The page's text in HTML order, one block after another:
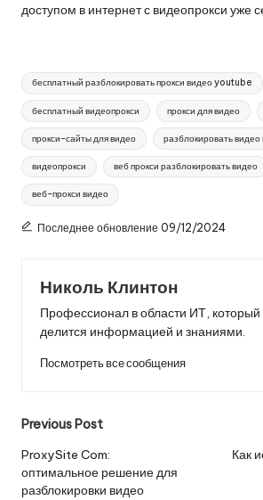
доступом в интернет с видеопрокси уже
Теги:
бесплатный разблокировать прокси видео youtube
бесплатный видеопрокси прокси для видео
прокси-сайты для видео разблокировать видео
видеопрокси веб прокси разблокировать видео
веб-прокси видео
Последнее обновление 09/12/2024
Николь Клинтон
Профессионал в области ИТ, который
делится информацией и знаниями.
Посмотреть все сообщения
Post
navigation
Previous Post
ProxySite Com:
оптимальное решение для
разблокировки видео
Как